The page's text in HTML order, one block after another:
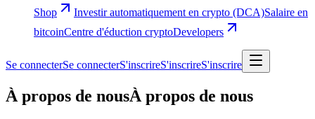
Shop
Investir automatiquement en crypto (DCA)Salaire en
bitcoinCentre d'éduction cryptoDevelopers
Se connecterSe connecterS'inscrireS'inscrireS'inscrire
À propos de nousÀ propos de nous